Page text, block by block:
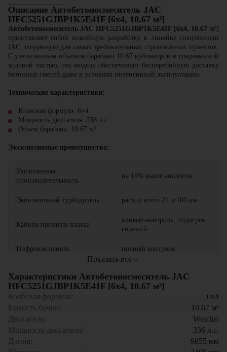
Описание Автобетоносмеситель JAC
HFC5251GJBP1K5E41F [6x4, 10.67 м³]
Автобетоносмеситель JAC HFC5251GJBP1K5E41F [6x4, 10.67 м³]
представляет собой новейшую разработку в линейке спецтехники
JAC, созданную для самых требовательных строительных проектов.
С увеличенным объемом барабана 10.67 кубометров и современной
ходовой частью, эта модель обеспечивает бесперебойную доставку
бетонных смесей даже в условиях интенсивной эксплуатации.
Технические характеристики:
Колесная формула: 6×4
Мощность двигателя: 336 л.с.
Объем барабана: 10.67 м³
Эксклюзивные преимущества:
Увеличенная
производительность
на 18% выше аналогов
Экономичный турбодизель расход всего 21 л/100 км
Кабина премиум-класса
климат-контроль, подогрев
сидений
Цифровая панель
полный контроль
параметров
Антикоррозийная защита
срок службы 8+ лет
Основные сферы применения:
Строительство небоскребов
Возведение промышленных гигантов
Скоростные магистрали и мосты
Гидротехнические мегапроекты
В ассортименте "ЦТО":
Показать все
Характеристики Автобетоносмеситель JAC
HFC5251GJBP1K5E41F [6x4, 10.67 м³]
Колёсная формула:
6x4
Емкость бочки:
10.67 м³
Двигатель:
Weichai
Мощность двигателя:
336 л.с.
Длина:
9855 мм